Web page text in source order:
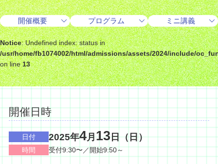
WEB出願
開催概要 プログラム ミニ講義
Notice: Undefined index: status in
/usr/home/fb1074002/html/admissions/assets/2024/include/
on line13
開催日時
日付 2025年4月13日（日）
時間 受付9:30〜／開始9:50～